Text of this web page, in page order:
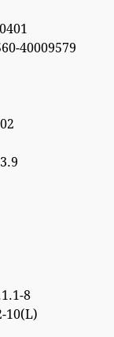
40009579
8
10(L)